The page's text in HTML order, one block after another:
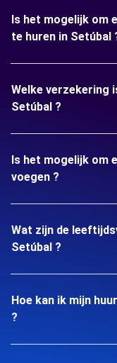
Is het mogelijk om
te huren in Setúbal
Welke verzekering
Setúbal ?
Is het mogelijk om
voegen ?
Wat zijn de
Setúbal ?
Hoe kan ik mijn
?